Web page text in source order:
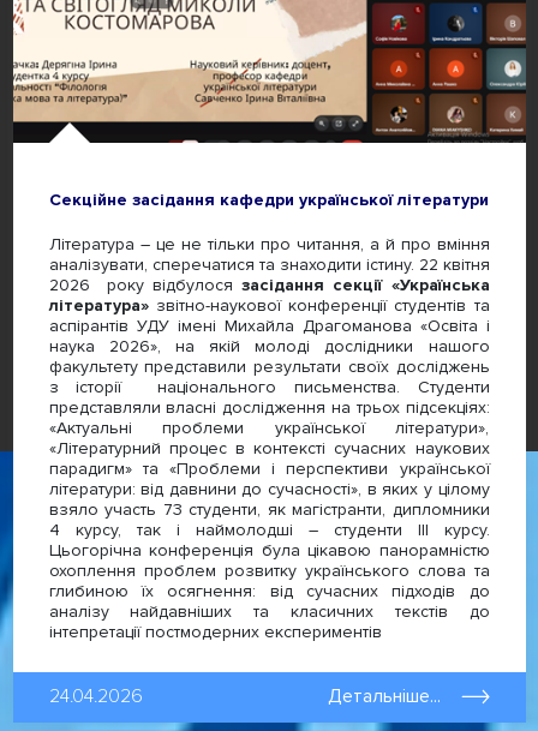
Секційне засідання кафедри української літератури
Література – це не тільки про читання, а й про вміння
аналізувати, сперечатися та знаходити істину. 22 квітня
2026 року відбулосязасідання секції «Українська
література»звітно-наукової конференції студентів та
аспірантів УДУ імені Михайла Драгоманова «Освіта і
наука 2026», на якій молоді дослідники нашого
факультету представили результати своїх досліджень
з історії національного письменства. Студенти
представляли власні дослідження на трьох підсекціях:
«Актуальні проблеми української літератури»,
«Літературний процес в контексті сучасних наукових
парадигм» та «Проблеми і перспективи української
літератури: від давнини до сучасності», в яких у цілому
взяло участь 73 студенти, як магістранти, дипломники
4 курсу, так і наймолодші – студенти ІІІ курсу.
Цьогорічна конференція була цікавою панорамністю
охоплення проблем розвитку українського слова та
глибиною їх осягнення: від сучасних підходів до
аналізу найдавніших та класичних текстів до
інтепретації постмодерних експериментів
24.04.2026 Детальніше...